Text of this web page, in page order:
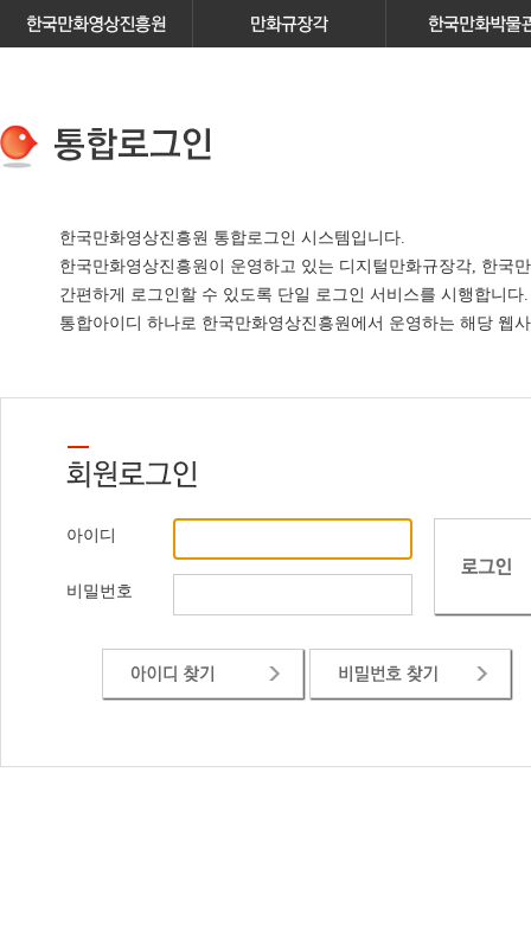
한국만화영상진흥원 통합로그인 시스템입니다.
한국만화영상진흥원이 운영하고 있는 디지털만화규장각, 한국
간편하게 로그인할 수 있도록 단일 로그인 서비스를 시행합니다.
통합아이디 하나로 한국만화영상진흥원에서 운영하는 해당 웹
아이디
비밀번호